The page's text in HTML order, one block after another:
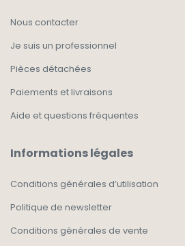
Nous contacter
Je suis un professionnel
Pièces détachées
Paiements et livraisons
Aide et questions fréquentes
Informations légales
Conditions générales d’utilisation
Politique de newsletter
Conditions générales de vente